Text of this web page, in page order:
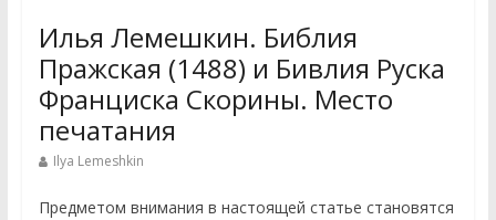
Илья Лемешкин. Библия
Пражская (1488) и Бивлия Руска
Франциска Скорины. Место
печатания
Ilya Lemeshkin
Предметом внимания в настоящей статье становятся